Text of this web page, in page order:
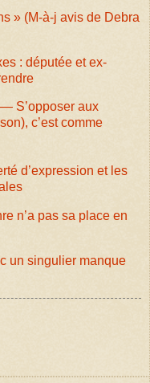
» (M-à-j avis de Debra
: députée et ex-
S’opposer aux
c’est comme
d’expression et les
n’a pas sa place en
un singulier manque